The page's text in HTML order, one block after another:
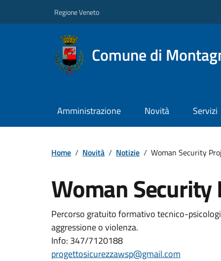
Regione Veneto
Comune di
Amministrazione Novità Servizi
Home / Novità / Notizie / Woman Security
Woman Security
Percorso gratuito formativo tecnico-
aggressione o violenza.
Info: 347/7120188
progettosicurezzawsp@gmail.com